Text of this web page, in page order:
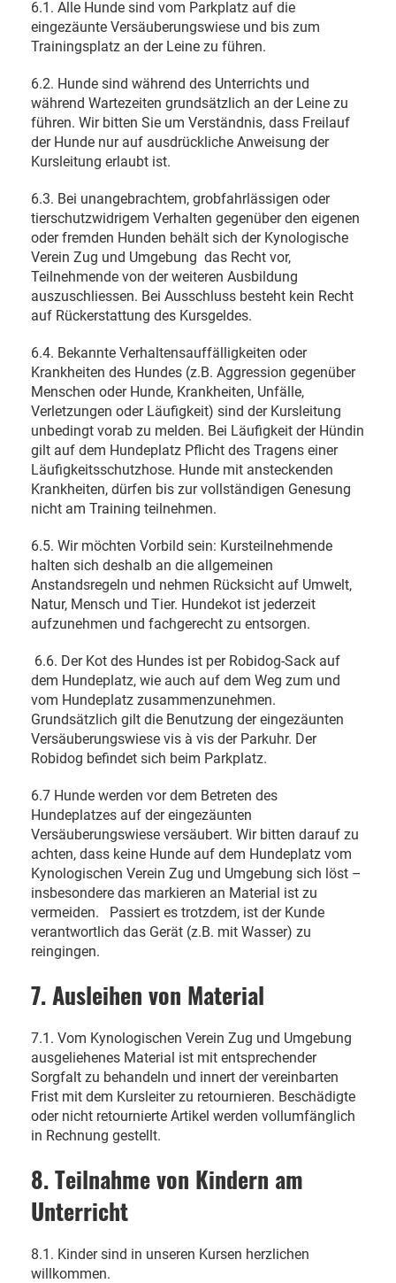
6.1. Alle Hunde sind vom Parkplatz auf die
eingezäunte Versäuberungswiese und bis zum
Trainingsplatz an der Leine zu führen.
6.2. Hunde sind während des Unterrichts und
während Wartezeiten grundsätzlich an der Leine zu
führen. Wir bitten Sie um Verständnis, dass Freilauf
der Hunde nur auf ausdrückliche Anweisung der
Kursleitung erlaubt ist.
6.3. Bei unangebrachtem, grobfahrlässigen oder
tierschutzwidrigem Verhalten gegenüber den eigenen
oder fremden Hunden behält sich der Kynologische
Verein Zug und Umgebung das Recht vor,
Teilnehmende von der weiteren Ausbildung
auszuschliessen. Bei Ausschluss besteht kein Recht
auf Rückerstattung des Kursgeldes.
6.4. Bekannte Verhaltensauffälligkeiten oder
Krankheiten des Hundes (z.B. Aggression gegenüber
Menschen oder Hunde, Krankheiten, Unfälle,
Verletzungen oder Läufigkeit) sind der Kursleitung
unbedingt vorab zu melden. Bei Läufigkeit der Hündin
gilt auf dem Hundeplatz Pflicht des Tragens einer
Läufigkeitsschutzhose. Hunde mit ansteckenden
Krankheiten, dürfen bis zur vollständigen Genesung
nicht am Training teilnehmen.
6.5. Wir möchten Vorbild sein: Kursteilnehmende
halten sich deshalb an die allgemeinen
Anstandsregeln und nehmen Rücksicht auf Umwelt,
Natur, Mensch und Tier. Hundekot ist jederzeit
aufzunehmen und fachgerecht zu entsorgen.
6.6. Der Kot des Hundes ist per Robidog-Sack auf
dem Hundeplatz, wie auch auf dem Weg zum und
vom Hundeplatz zusammenzunehmen.
Grundsätzlich gilt die Benutzung der eingezäunten
Versäuberungswiese vis à vis der Parkuhr. Der
Robidog befindet sich beim Parkplatz.
6.7 Hunde werden vor dem Betreten des
Hundeplatzes auf der eingezäunten
Versäuberungswiese versäubert. Wir bitten darauf zu
achten, dass keine Hunde auf dem Hundeplatz vom
Kynologischen Verein Zug und Umgebung sich löst –
insbesondere das markieren an Material ist zu
vermeiden.
Passiert es trotzdem, ist der Kunde
verantwortlich das Gerät (z.B. mit Wasser) zu
reingingen.
7. Ausleihen von Material
7.1. Vom Kynologischen Verein Zug und Umgebung
ausgeliehenes Material ist mit entsprechender
Sorgfalt zu behandeln und innert der vereinbarten
Frist mit dem Kursleiter zu retournieren. Beschädigte
oder nicht retournierte Artikel werden vollumfänglich
in Rechnung gestellt.
8. Teilnahme von Kindern am
Unterricht
8.1. Kinder sind in unseren Kursen herzlichen
willkommen.